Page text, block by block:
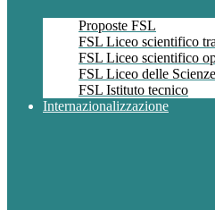
Proposte FSL
FSL Liceo scientifico
FSL Liceo scientifico
FSL Liceo delle
FSL Istituto tecnico
Internazionalizzazione